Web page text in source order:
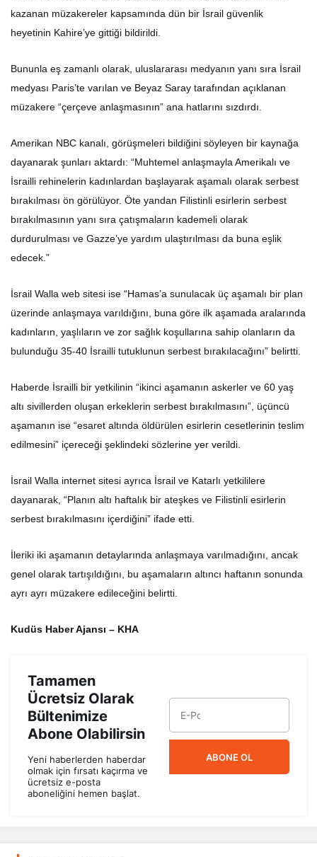
kazanan müzakereler kapsamında dün bir İsrail güvenlik
heyetinin Kahire’ye gittiği bildirildi.
Bununla eş zamanlı olarak, uluslararası medyanın yanı sıra İsrail
medyası Paris’te varılan ve Beyaz Saray tarafından açıklanan
müzakere “çerçeve anlaşmasının” ana hatlarını sızdırdı.
Amerikan NBC kanalı, görüşmeleri bildiğini söyleyen bir kaynağa
dayanarak şunları aktardı: “Muhtemel anlaşmayla Amerikalı ve
İsrailli rehinelerin kadınlardan başlayarak aşamalı olarak serbest
bırakılması ön görülüyor. Öte yandan Filistinli esirlerin serbest
bırakılmasının yanı sıra çatışmaların kademeli olarak
durdurulması ve Gazze’ye yardım ulaştırılması da buna eşlik
edecek.”
İsrail Walla web sitesi ise “Hamas’a sunulacak üç aşamalı bir plan
üzerinde anlaşmaya varıldığını, buna göre ilk aşamada aralarında
kadınların, yaşlıların ve zor sağlık koşullarına sahip olanların da
bulunduğu 35-40 İsrailli tutuklunun serbest bırakılacağını” belirtti.
Haberde İsrailli bir yetkilinin “ikinci aşamanın askerler ve 60 yaş
altı sivillerden oluşan erkeklerin serbest bırakılmasını”, üçüncü
aşamanın ise “esaret altında öldürülen esirlerin cesetlerinin teslim
edilmesini” içereceği şeklindeki sözlerine yer verildi.
İsrail Walla internet sitesi ayrıca İsrail ve Katarlı yetkililere
dayanarak, “Planın altı haftalık bir ateşkes ve Filistinli esirlerin
serbest bırakılmasını içerdiğini” ifade etti.
İleriki iki aşamanın detaylarında anlaşmaya varılmadığını, ancak
genel olarak tartışıldığını, bu aşamaların altıncı haftanın sonunda
ayrı ayrı müzakere edileceğini belirtti.
Kudüs Haber Ajansı – KHA
Tamamen
Ücretsiz Olarak
Bültenimize
Abone Olabilirsin
Yeni haberlerden haberdar
olmak için fırsatı kaçırma ve
ücretsiz e-posta
aboneliğini hemen başlat.
ABONE OL